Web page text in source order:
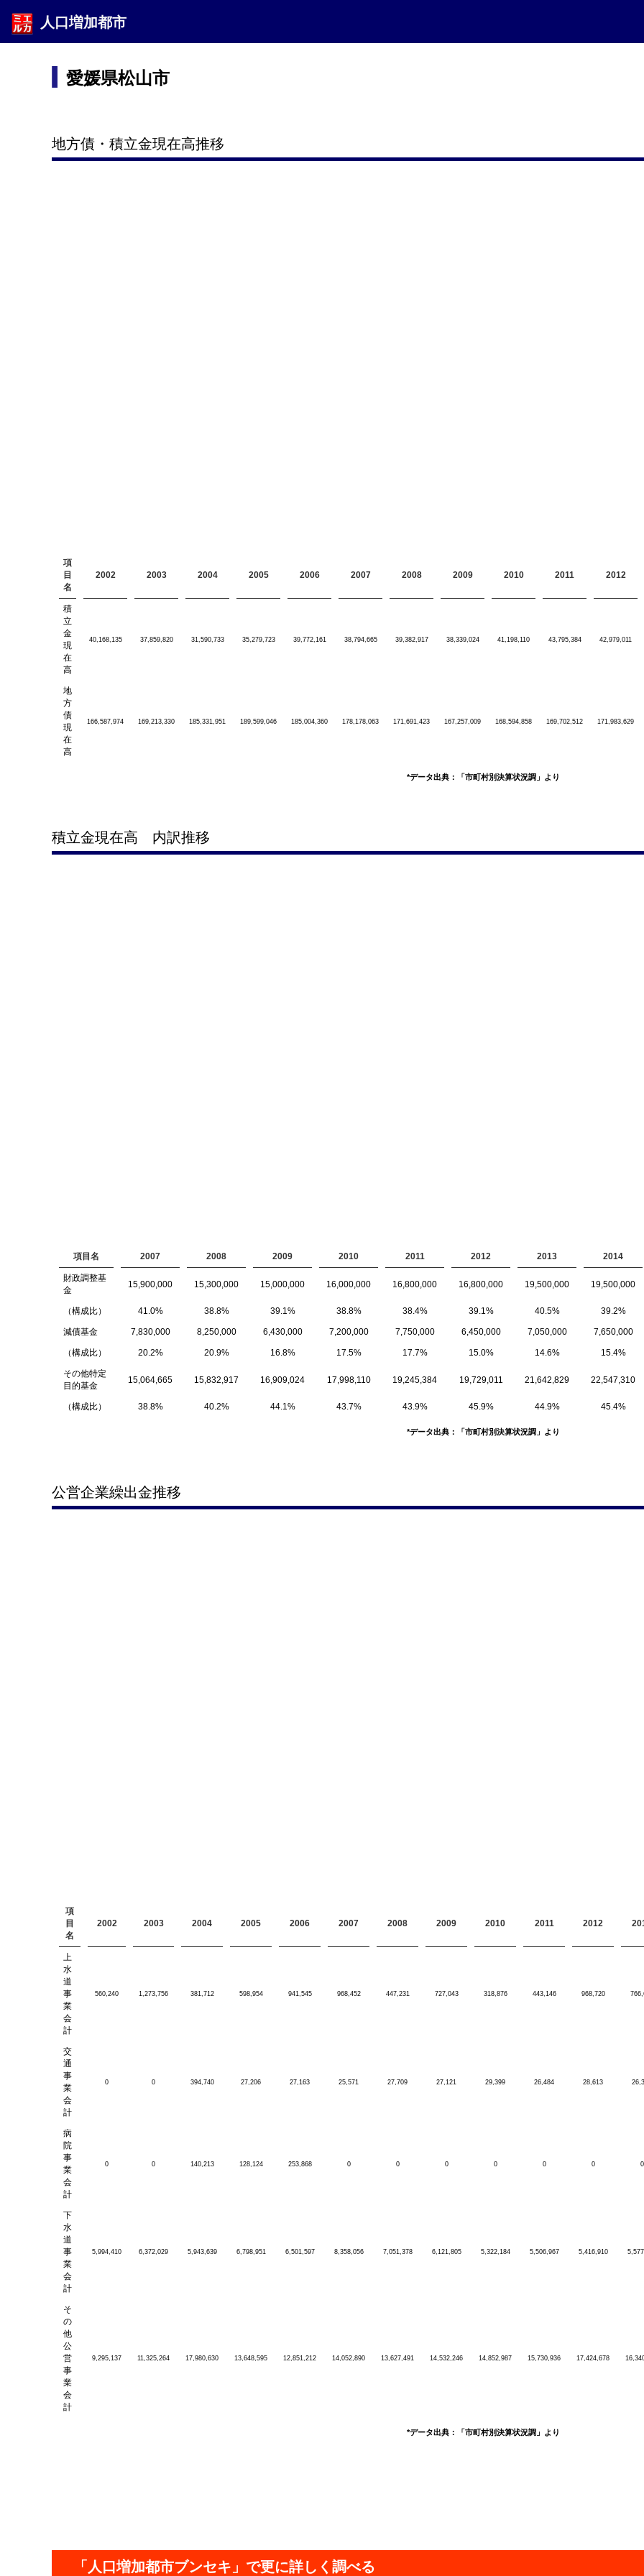
人口増加都市
愛媛県松山市
地方債・積立金現在高推移
項
目
名
2002 2003 2004 2005 2006 2007 2008 2009 2010 2011 2012
積
立
金
現
在
高
40,168,135 37,859,820 31,590,733 35,279,723 39,772,161 38,794,665 39,382,917 38,339,024 41,198,110 43,795,384 42,979,011
地
方
債
現
在
高
166,587,974 169,213,330 185,331,951 189,599,046 185,004,360 178,178,063 171,691,423 167,257,009 168,594,858 169,702,512 171,983,629
*データ出典：「市町村別決算状況調」より
積立金現在高 内訳推移
項目名 2007 2008 2009 2010 2011 2012 2013 2014
財政調整基
金
15,900,000 15,300,000 15,000,000 16,000,000 16,800,000 16,800,000 19,500,000 19,500,000
（構成比） 41.0% 38.8% 39.1% 38.8% 38.4% 39.1% 40.5% 39.2%
減債基金 7,830,000 8,250,000 6,430,000 7,200,000 7,750,000 6,450,000 7,050,000 7,650,000
（構成比） 20.2% 20.9% 16.8% 17.5% 17.7% 15.0% 14.6% 15.4%
その他特定
目的基金
15,064,665 15,832,917 16,909,024 17,998,110 19,245,384 19,729,011 21,642,829 22,547,310
（構成比） 38.8% 40.2% 44.1% 43.7% 43.9% 45.9% 44.9% 45.4%
*データ出典：「市町村別決算状況調」より
公営企業繰出金推移
項
目
名
2002 2003 2004 2005 2006 2007 2008 2009 2010 2011 2012
上
水
道
事
業
会
計
560,240 1,273,756 381,712 598,954 941,545 968,452 447,231 727,043 318,876 443,146 968,720
交
通
事
業
会
計
0 0 394,740 27,206 27,163 25,571 27,709 27,121 29,399 26,484 28,613
病
院
事
業
会
計
0 0 140,213 128,124 253,868 0 0 0 0 0 0 0
下
水
道
事
業
会
計
5,994,410 6,372,029 5,943,639 6,798,951 6,501,597 8,358,056 7,051,378 6,121,805 5,322,184 5,506,967 5,416,910
そ
の
他
公
営
事
業
会
計
9,295,137 11,325,264 17,980,630 13,648,595 12,851,212 14,052,890 13,627,491 14,532,246 14,852,987 15,730,936 17,424,678
*データ出典：「市町村別決算状況調」より
「人口増加都市ブンセキ」で更に詳しく調べる